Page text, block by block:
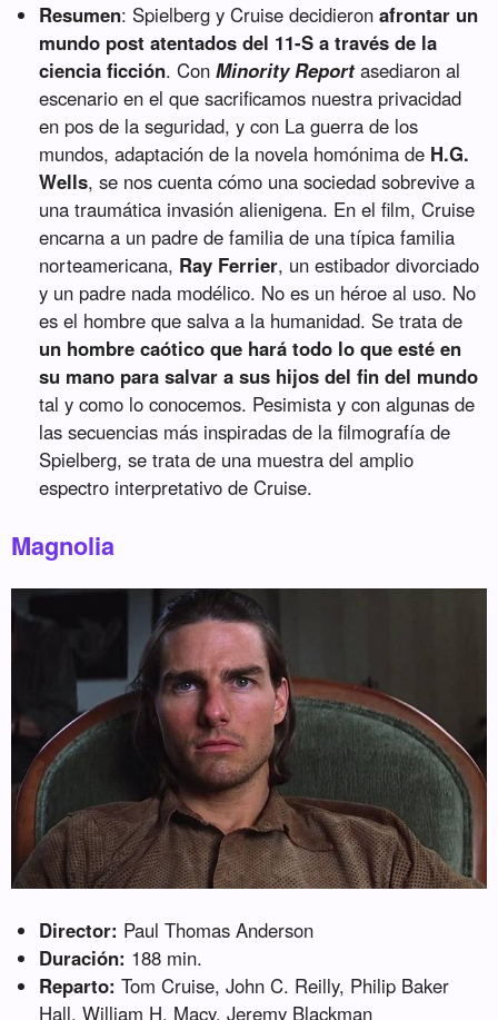
Resumen: Spielberg y Cruise decidieronafrontar un
mundo post atentados del 11-S a través de la
ciencia ficción. ConMinority Reportasediaron al
escenario en el que sacrificamos nuestra privacidad
en pos de la seguridad, y con La guerra de los
mundos, adaptación de la novela homónima de H.G.
Wells, se nos cuenta cómo una sociedad sobrevive a
una traumática invasión alienigena. En el film, Cruise
encarna a un padre de familia de una típica familia
norteamericana, Ray Ferrier, un estibador divorciado
y un padre nada modélico. No es un héroe al uso. No
es el hombre que salva a la humanidad. Se trata de
un hombre caótico que hará todo lo que esté en
su mano para salvar a sus hijos del fin del mundo
tal y como lo conocemos. Pesimista y con algunas de
las secuencias más inspiradas de la filmografía de
Spielberg, se trata de una muestra del amplio
espectro interpretativo de Cruise.
Magnolia
Director: Paul Thomas Anderson
Duración: 188 min.
Reparto: Tom Cruise, John C. Reilly, Philip Baker
Hall, William H. Macy, Jeremy Blackman